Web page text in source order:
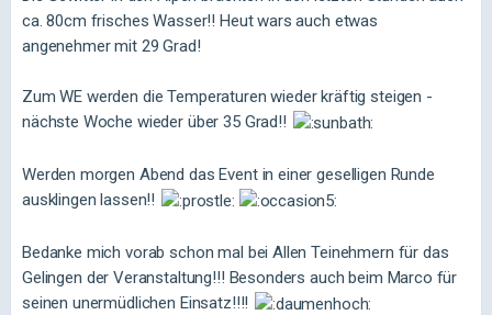
ca. 80cm frisches Wasser!! Heut wars auch etwas
angenehmer mit 29 Grad!
Zum WE werden die Temperaturen wieder kräftig steigen -
nächste Woche wieder über 35 Grad!!
Werden morgen Abend das Event in einer geselligen Runde
ausklingen lassen!!
Bedanke mich vorab schon mal bei Allen Teinehmern für das
Gelingen der Veranstaltung!!! Besonders auch beim Marco für
seinen unermüdlichen Einsatz!!!!